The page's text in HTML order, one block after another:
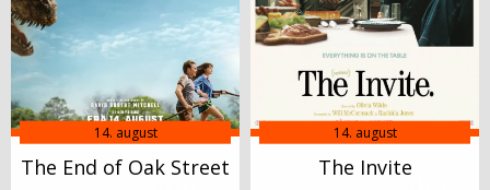
14. august
The End of Oak Street
14. august
The Invite